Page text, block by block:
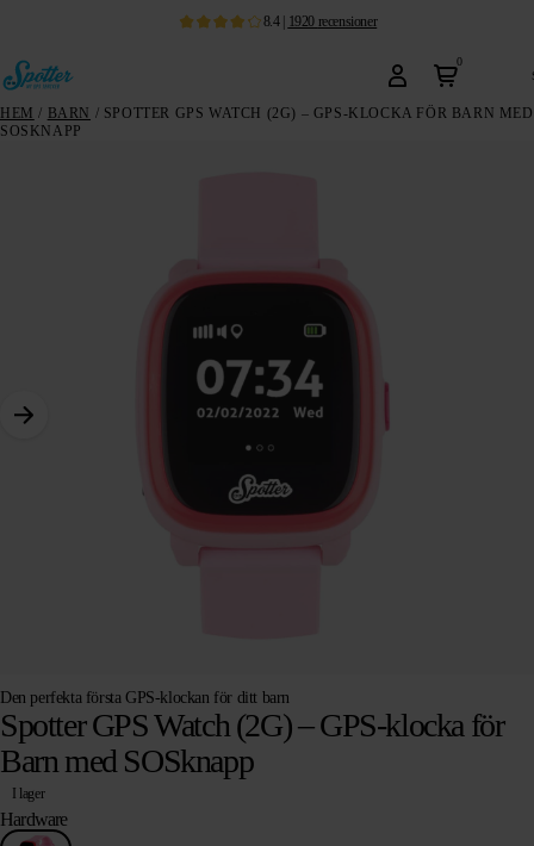
8.4| 1920 recensioner
0
HEM / BARN / SPOTTER GPS WATCH (2G) – GPS-KLOCKA FÖR BARN MED
SOSKNAPP
Den perfekta första GPS-klockan för ditt barn
Spotter GPS Watch (2G) – GPS-klocka för
Barn med SOSknapp
I lager
Hardware